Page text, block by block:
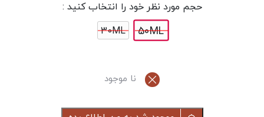
حجم مورد نظر خود را انتخاب کنید :
50ML
30ML
نا موجود